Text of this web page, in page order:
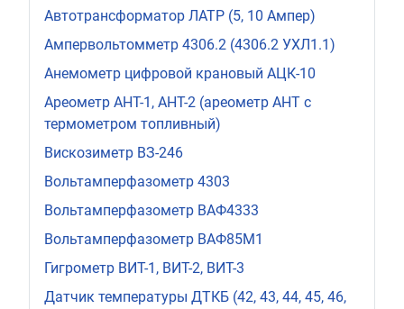
Автотрансформатор ЛАТР (5, 10 Ампер)
Ампервольтомметр 4306.2 (4306.2 УХЛ1.1)
Анемометр цифровой крановый АЦК-10
Ареометр АНТ-1, АНТ-2 (ареометр АНТ с
термометром топливный)
Вискозиметр ВЗ-246
Вольтамперфазометр 4303
Вольтамперфазометр ВАФ4333
Вольтамперфазометр ВАФ85М1
Гигрометр ВИТ-1, ВИТ-2, ВИТ-3
Датчик температуры ДТКБ (42, 43, 44, 45, 46,